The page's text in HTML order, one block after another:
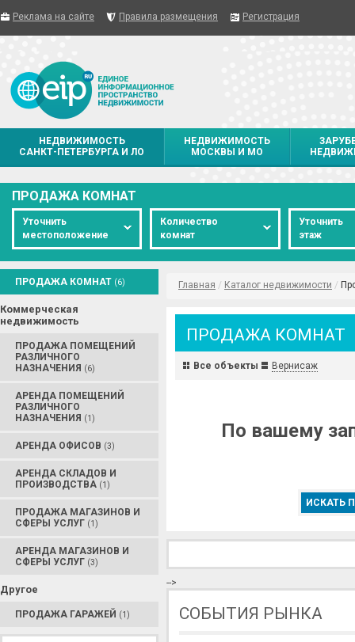
Реклама на сайте Правила размещения Регистрация
НЕДВИЖИМОСТЬ
САНКТ-ПЕТЕРБУРГА И ЛО
НЕДВИЖИМОСТЬ
МОСКВЫ И МО
ПРОДАЖА КОМНАТ
Уточнить
местоположение
Количество
комнат
Уточнить
этаж
ПРОДАЖА КОМНАТ (6)
Коммерческая
недвижимость
ПРОДАЖА ПОМЕЩЕНИЙ
РАЗЛИЧНОГО
НАЗНАЧЕНИЯ (6)
АРЕНДА ПОМЕЩЕНИЙ
РАЗЛИЧНОГО
НАЗНАЧЕНИЯ (1)
АРЕНДА ОФИСОВ (3)
АРЕНДА СКЛАДОВ И
ПРОИЗВОДСТВА (1)
ПРОДАЖА МАГАЗИНОВ И
СФЕРЫ УСЛУГ (1)
АРЕНДА МАГАЗИНОВ И
СФЕРЫ УСЛУГ (3)
Другое
ПРОДАЖА ГАРАЖЕЙ (1)
Главная / Каталог недвижимости /
ПРОДАЖА КОМНАТ
Все объекты Вернисаж
По вашему
ИСКАТЬ
-->
СОБЫТИЯ РЫНКА